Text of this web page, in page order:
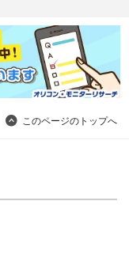
このページのトップへ